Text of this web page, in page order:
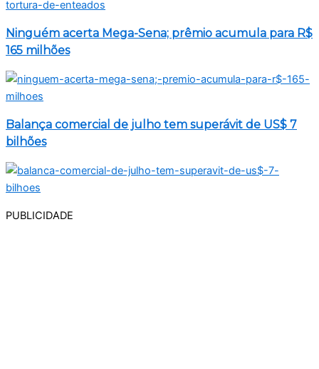
Ninguém acerta Mega-Sena; prêmio acumula para R$
165 milhões
Balança comercial de julho tem superávit de US$ 7
bilhões
PUBLICIDADE